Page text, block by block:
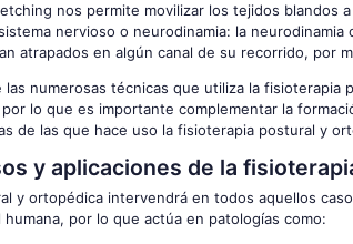
nos permite movilizar los tejidos blandos
nervioso o neurodinamia: la
atrapados en algún canal de su recorrido, por
las numerosas técnicas que utiliza la
lo que es importante complementar la
de las que hace uso la fisioterapia postural y
y aplicaciones de la
y ortopédica intervendrá en todos aquellos
humana, por lo que actúa en patologías como: